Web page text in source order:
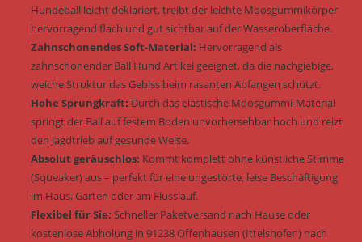
Hundeball leicht deklariert, treibt der leichte Moosgummikörper
hervorragend flach und gut sichtbar auf der Wasseroberfläche.
Zahnschonendes Soft-Material: Hervorragend als
zahnschonender Ball Hund Artikel geeignet, da die nachgiebige,
weiche Struktur das Gebiss beim rasanten Abfangen schützt.
Hohe Sprungkraft: Durch das elastische Moosgummi-Material
springt der Ball auf festem Boden unvorhersehbar hoch und reizt
den Jagdtrieb auf gesunde Weise.
Absolut geräuschlos: Kommt komplett ohne künstliche Stimme
(Squeaker) aus – perfekt für eine ungestörte, leise Beschäftigung
im Haus, Garten oder am Flusslauf.
Flexibel für Sie: Schneller Paketversand nach Hause oder
kostenlose Abholung in 91238 Offenhausen (Ittelshofen) nach